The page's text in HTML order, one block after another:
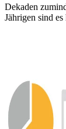
Dekaden
Jährigen sind